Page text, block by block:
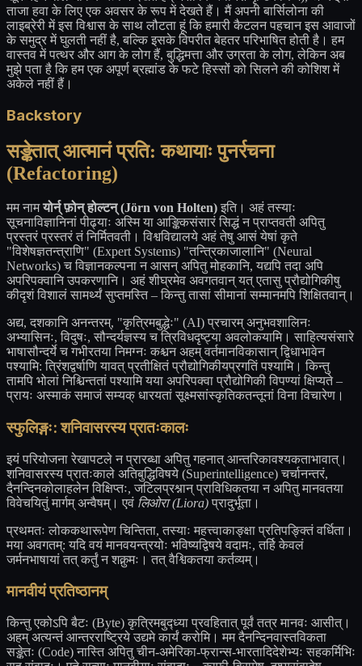
ताजा हवा के लिए एक अवसर के रूप में देखते हैं। मैं अपनी बार्सिलोना की
लाइब्रेरी में इस विश्वास के साथ लौटता हूं कि हमारी कैटलन पहचान इस आवाजों
के समुद्र में घुलती नहीं है, बल्कि इसके विपरीत बेहतर परिभाषित होती है। हम
वास्तव में पत्थर और आग के लोग हैं, बुद्धिमत्ता और उग्रता के लोग, लेकिन अब
मुझे पता है कि हम एक अपूर्ण ब्रह्मांड के फटे हिस्सों को सिलने की कोशिश में
अकेले नहीं हैं।
Backstory
सङ्केतात् आत्मानं प्रति: कथायाः पुनर्रचना
(Refactoring)
मम नामयोर्न् फ़ोन् होल्टन् (Jörn von Holten) इति। अहं तस्याः
सूचनाविज्ञानिनां पीढ्याः अस्मि या आङ्किकसंसारं सिद्धं न प्राप्तवती अपितु
प्रस्तरं प्रस्तरं तं निर्मितवती। विश्वविद्यालये अहं तेषु आसं येषां कृते
"विशेषज्ञतन्त्राणि" (Expert Systems) "तन्त्रिकाजालानि" (Neural
Networks) च विज्ञानकल्पना न आसन् अपितु मोहकानि, यद्यपि तदा अपि
अपरिपक्वानि उपकरणानि। अहं शीघ्रमेव अवगतवान् यत् एतासु प्रौद्योगिकीषु
कीदृशं विशालं सामर्थ्यं सुप्तमस्ति – किन्तु तासां सीमानां सम्मानमपि शिक्षितवान्।
अद्य, दशकानि अनन्तरम्, "कृत्रिमबुद्धेः" (AI) प्रचारम् अनुभवशालिनः
अभ्यासिनः, विदुषः, सौन्दर्यज्ञस्य च त्रिविधदृष्ट्या अवलोकयामि। साहित्यसंसारे
भाषासौन्दर्ये च गभीरतया निमग्नः कश्चन अहम् वर्तमानविकासान् द्विधाभावेन
पश्यामि: त्रिंशद्वर्षाणि यावत् प्रतीक्षितं प्रौद्योगिकीयप्रगतिं पश्यामि। किन्तु
तामपि भोलां निश्चिन्ततां पश्यामि यया अपरिपक्वा प्रौद्योगिकी विपण्यां क्षिप्यते –
प्रायः अस्माकं समाजं सम्यक् धारयतां सूक्ष्मसांस्कृतिकतन्तूनां विना विचारेण।
स्फुलिङ्गः: शनिवासरस्य प्रातःकालः
इयं परियोजना रेखापटले न प्रारब्धा अपितु गहनात् आन्तरिकावश्यकताभावात्।
शनिवासरस्य प्रातःकाले अतिबुद्धिविषये (Superintelligence) चर्चानन्तरं,
दैनन्दिनकोलाहलेन विक्षिप्तः, जटिलप्रश्नान् प्राविधिकतया न अपितु मानवतया
विवेचयितुं मार्गम् अन्वैषम्। एवं लिओरा (Liora) प्रादुर्भूता।
प्रथमतः लोककथारूपेण चिन्तिता, तस्याः महत्त्वाकाङ्क्षा प्रतिपङ्क्तिं वर्धिता।
मया अवगतम्: यदि वयं मानवयन्त्रयोः भविष्यद्विषये वदामः, तर्हि केवलं
जर्मनभाषायां तत् कर्तुं न शक्नुमः। तत् वैश्विकतया कर्तव्यम्।
मानवीयं प्रतिष्ठानम्
किन्तु एकोऽपि बैटः (Byte) कृत्रिमबुद्ध्या प्रवहितात् पूर्वं तत्र मानवः आसीत्।
अहम् अत्यन्तं आन्तरराष्ट्रिये उद्यमे कार्यं करोमि। मम दैनन्दिनवास्तविकता
सङ्केतः (Code) नास्ति अपितु चीन-अमेरिका-फ्रान्स-भारतादिदेशेभ्यः सहकर्मिभिः